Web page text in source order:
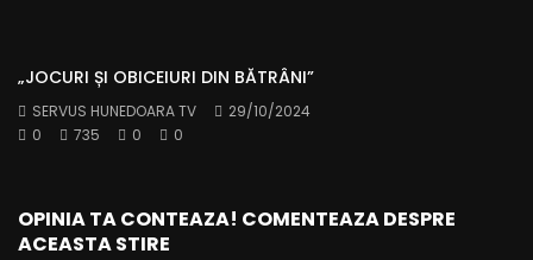
„JOCURI ȘI OBICEIURI DIN BĂTRÂNI”
SERVUS HUNEDOARA TV
29/10/2024
0
735 0 0
OPINIA TA CONTEAZA! COMENTEAZA DESPRE
ACEASTA STIRE